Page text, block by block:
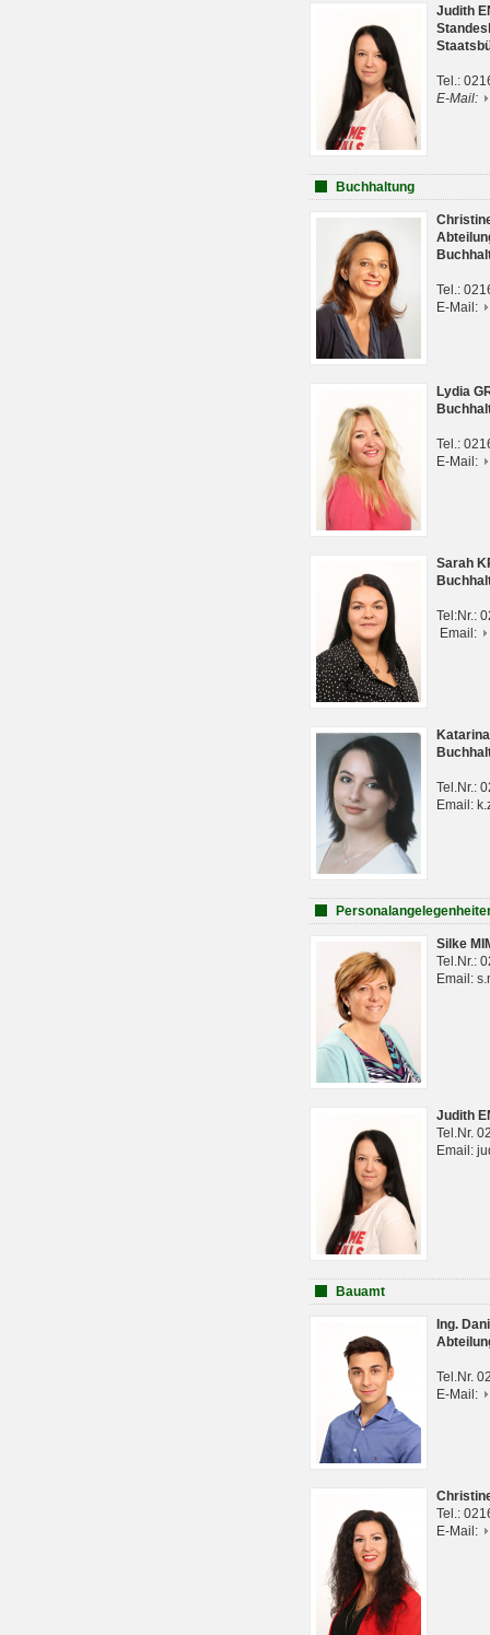
Judith
Tel.:
E-Mail:
Buchhaltung
Tel.:
E-Mail:
Lydia
Tel.:
E-Mail:
Sarah
Tel:Nr.:
Email:
Tel.Nr.:
Email:
Silke
Tel.Nr.:
Email:
Judith
Tel.Nr.
Email:
Bauamt
Ing.
Tel.Nr.
E-Mail:
Tel.:
E-Mail: